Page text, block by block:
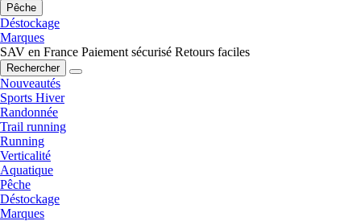
Pêche
Déstockage
Marques
SAV en France Paiement sécurisé Retours faciles
Rechercher
Nouveautés
Sports Hiver
Randonnée
Trail running
Running
Verticalité
Aquatique
Pêche
Déstockage
Marques